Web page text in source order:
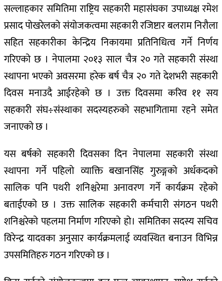
सल्लाहकार समितिमा राष्ट्रिय सहकारी महासंघका उपाध्यक्ष रमेश
प्रसाद पोखरेलको संयोजकत्वमा सहकारी रजिष्टार बलराम निरौला
सहित सहकारीका केन्द्रिय निकायमा प्रतिनिधित्व गर्ने निर्णय
गरिएको छ । नेपालमा २०१३ साल चैत्र २० गते सहकारी संस्था
स्थापना भएको अवसरमा हरेक बर्ष चैत्र २० गते देशभरी सहकारी
दिवस मनाउदै आईरहेको छ । उक्त दिवसमा करिव ११ सय
सहकारी संघ÷संस्थाका सदस्यहरुको सहभागितामा रहने समेत
जनाएको छ ।
यस बर्षको सहकारी दिवसका दिन नेपालमा सहकारी संस्था
स्थापना गर्ने पहिलो व्याक्ति बखानसिंह गुरुङ्गको अर्धकदको
सालिक पनि पथरी शनिश्चरेमा अनावरण गर्ने कार्यक्रम रहेको
बताईएको छ । उक्त सालिक सहकारी कर्मचारी संगठन पथरी
शनिश्चरेको पहलमा निर्माण गरिएको हो। समितिका सदस्य सचिव
विरेन्द्र यादवका अनुसार कार्यक्रमलाई व्यवस्थित बनाउन विभिन्न
उपसमितिहरु गठन गरिएको छ ।